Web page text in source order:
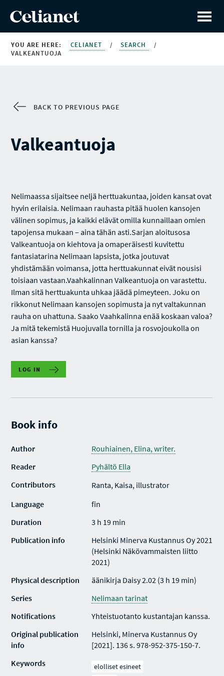
YOU ARE HERE: CELIANET / SEARCH
/
VALKEANTUOJA
BACK TO PREVIOUS PAGE
Valkeantuoja
Nelimaassa sijaitsee neljä herttuakuntaa, joiden kansat ovat
hyvin erilaisia. Nelimaan rauhasta pitää huolen kansojen
välinen sopimus, ja kaikki elävät omilla kunnaillaan omien
tapojensa mukaan – aina tähän asti.Sarjan aloitusosa
Valkeantuoja on kiehtova ja omaperäisesti kuvitettu
fantasiatarina Nelimaan lapsista, jotka joutuvat
yhdistämään voimansa, jotta herttuakunnat eivät nousisi
toisiaan vastaan.Vaahkalinnan Valkeantuoja on varastettu.
Ilman sitä herttuakunta uhkaa jäädä pimeyteen. Joku on
rikkonut Nelimaan kansojen sopimusta ja nyt valtakunnan
rauha on uhattuna. Saako Vaahkalinna enää koskaan valoa?
Ja mitä tekemistä Huojuvalla tornilla ja rosvojoukolla on
asian kanssa?
LOG IN
Book info
Author
Rouhiainen, Elina, writer.
Reader
Pyhältö Ella
Contributors
Ranta, Kaisa, illustrator
Language
fin
Duration
3 h 19 min
Publication info
Helsinki Minerva Kustannus Oy 2021
(Helsinki Näkövammaisten liitto
2021)
Physical description
äänikirja Daisy 2.02 (3 h 19 min)
Series
Nelimaan tarinat
Notifications
Yhteistuotanto kustantajan kanssa.
Original publication
info
Helsinki, Minerva Kustannus Oy
[2021]. 136 s. 978-952-375-150-7.
Keywords
elolliset esineet